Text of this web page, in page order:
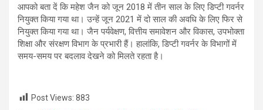
आपको बता दें कि महेश जैन को जून 2018 में तीन साल के लिए डिप्टी गवर्नर
नियुक्त किया गया था। उन्हें जून 2021 में दो साल की अवधि के लिए फिर से
नियुक्त किया गया था। जैन पर्यवेक्षण, वित्तीय समावेशन और विकास, उपभोक्ता
शिक्षा और संरक्षण विभाग के प्रभारी हैं। हालांकि, डिप्टी गवर्नर के विभागों में
समय-समय पर बदलाव देखने को मिलते रहता है।
Post Views: 883